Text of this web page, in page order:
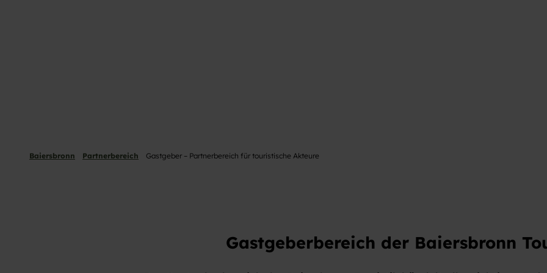
Baiersbronn Partnerbereich Gastgeber – Partnerbereich für touristische Akteure
Gastgeberbereich der Baiersbronn